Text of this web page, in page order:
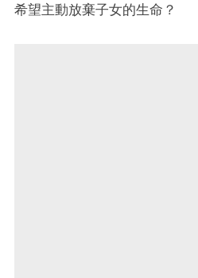
希望主動放棄子女的生命？